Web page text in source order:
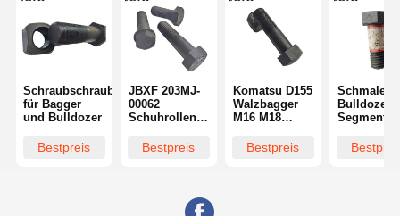
Schraubschraubschraubschraubschraubschrauber
für Bagger
und Bulldozer
Bestpreis
JBXF 203MJ-
00062
Schuhrollenschraube
SD16 SD22
Bestpreis
Komatsu D155
Walzbagger
M16 M18
JBXF
Bestpreis
Schmaler
Bulldozer
Segment
Schrauben
und